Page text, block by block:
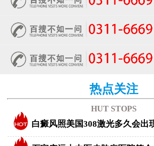
热点关注
HUT STOPS